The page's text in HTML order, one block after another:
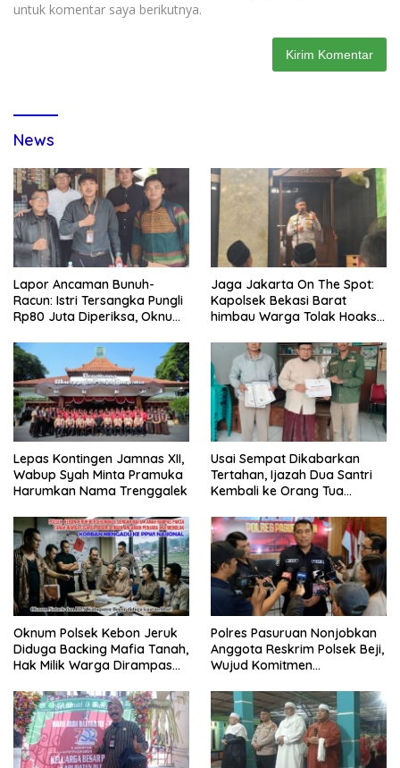
untuk komentar saya berikutnya.
News
Lapor Ancaman Bunuh-
Racun: Istri Tersangka Pungli
Rp80 Juta Diperiksa, Oknum
Disdagperin
Jaga Jakarta On The Spot:
Kapolsek Bekasi Barat
himbau Warga Tolak Hoaks
Sholat Jumat
Lepas Kontingen Jamnas XII,
Wabup Syah Minta Pramuka
Harumkan Nama Trenggalek
Usai Sempat Dikabarkan
Tertahan, Ijazah Dua Santri
Kembali ke Orang Tua
Oknum Polsek Kebon Jeruk
Diduga Backing Mafia Tanah,
Hak Milik Warga Dirampas
Polres Pasuruan Nonjobkan
Anggota Reskrim Polsek Beji,
Wujud Komitmen
Dugaan Penganiayaan